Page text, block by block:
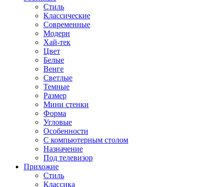
Стиль
Классические
Современные
Модерн
Хай-тек
Цвет
Белые
Венге
Светлые
Темные
Размер
Мини стенки
Форма
Угловые
Особенности
С компьютерным столом
Назначение
Под телевизор
Прихожие
Стиль
Классика